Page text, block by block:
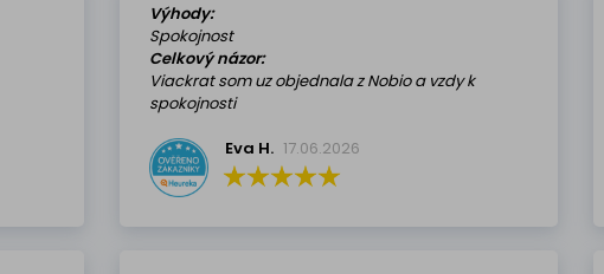
Výhody:
Spokojnost
Celkový názor:
Viackrat som uz objednala z Nobio a vzdy k
spokojnosti
Eva H. 17.06.2026